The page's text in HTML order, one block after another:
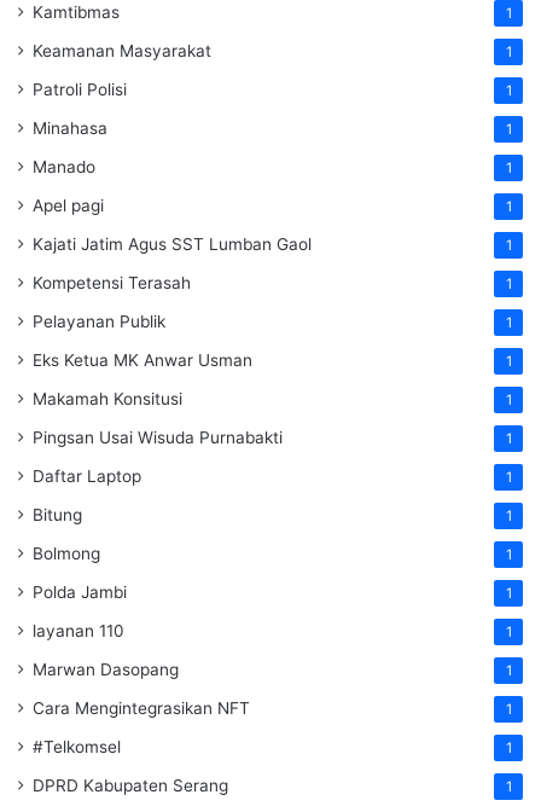
Kamtibmas 1
Keamanan Masyarakat 1
Patroli Polisi 1
Minahasa 1
Manado 1
Apel pagi 1
Kajati Jatim Agus SST Lumban Gaol 1
Kompetensi Terasah 1
Pelayanan Publik 1
Eks Ketua MK Anwar Usman 1
Makamah Konsitusi 1
Pingsan Usai Wisuda Purnabakti 1
Daftar Laptop 1
Bitung 1
Bolmong 1
Polda Jambi 1
layanan 110 1
Marwan Dasopang 1
Cara Mengintegrasikan NFT 1
#Telkomsel 1
DPRD Kabupaten Serang 1